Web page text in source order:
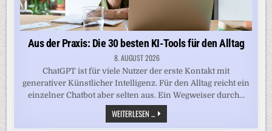
Aus der Praxis: Die 30 besten KI-Tools für den Alltag
8. AUGUST 2026
ChatGPT ist für viele Nutzer der erste Kontakt mit
generativer Künstlicher Intelligenz. Für den Alltag reicht ein
einzelner Chatbot aber selten aus. Ein Wegweiser durch…
WEITERLESEN ... AUS
DER
PRAXIS: